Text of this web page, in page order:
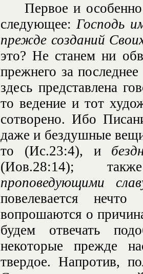
Первое и
следующее:Господь
прежде созданий
это? Не станем ни
прежнего за
здесь представлена
то ведение и тот
сотворено. Ибо
даже и бездушные
то (Ис.23:4), и
(Иов.28:14);
проповедующими
повелевается
вопрошаются о
будем отвечать
некоторые прежде
твердое. Напротив,